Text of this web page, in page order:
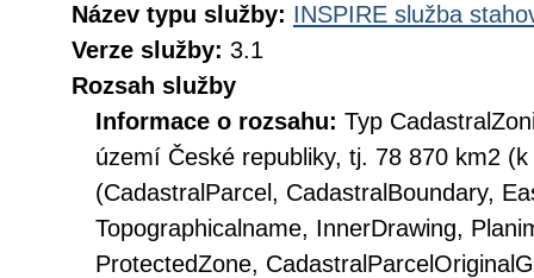
Název typu služby: INSPIRE služba
Verze služby: 3.1
Rozsah služby
Informace o rozsahu: Typ
území České republiky, tj. 78 870 km2
(CadastralParcel, CadastralBoundary,
Topographicalname, InnerDrawing,
ProtectedZone,